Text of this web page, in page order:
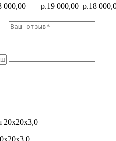
000,00 р.19 000,00 р.18